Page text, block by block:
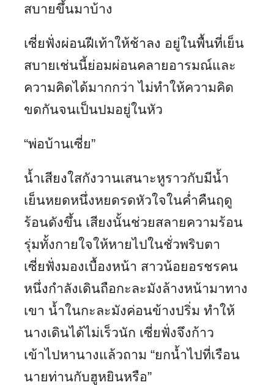
สบายขึ้นมาบ้าง
เซี่ยฟั่งผ่อนฝีเท้าให้ช้าลง อยู่ในพื้นที่เย็น
สบายเช่นนี้ย่อมผ่อนคลายอารมณ์และ
ความคิดได้มากกว่า ไม่ทำให้ความคิด
ขดกันจนเป็นปมอยู่ในหัว
“พ่อบ้านเซี่ย”
น้ำเสียงใสกังวานเสนาะหูราวกับมีน้ำ
เย็นหยดหนึ่งหยดรดหัวใจในค่ำคืนฤดู
ร้อนดังขึ้น เสียงนั้นช่วยสลายความร้อน
รุ่มทั้งกายใจให้หายไปในชั่วพริบตา
เซี่ยฟั่งมองเบื้องหน้า สาวน้อยอรชรคน
หนึ่งกำลังเดินถือกะละมังล้างหน้ามาทาง
เขา น้ำในกะละมังค่อนข้างปริ่ม ทำให้
นางเดินได้ไม่เร็วนัก เซี่ยฟั่งจึงก้าว
เข้าไปหานางแล้วถาม “ยกน้ำไปที่เรือน
นายท่านกับฮูหยินหรือ”